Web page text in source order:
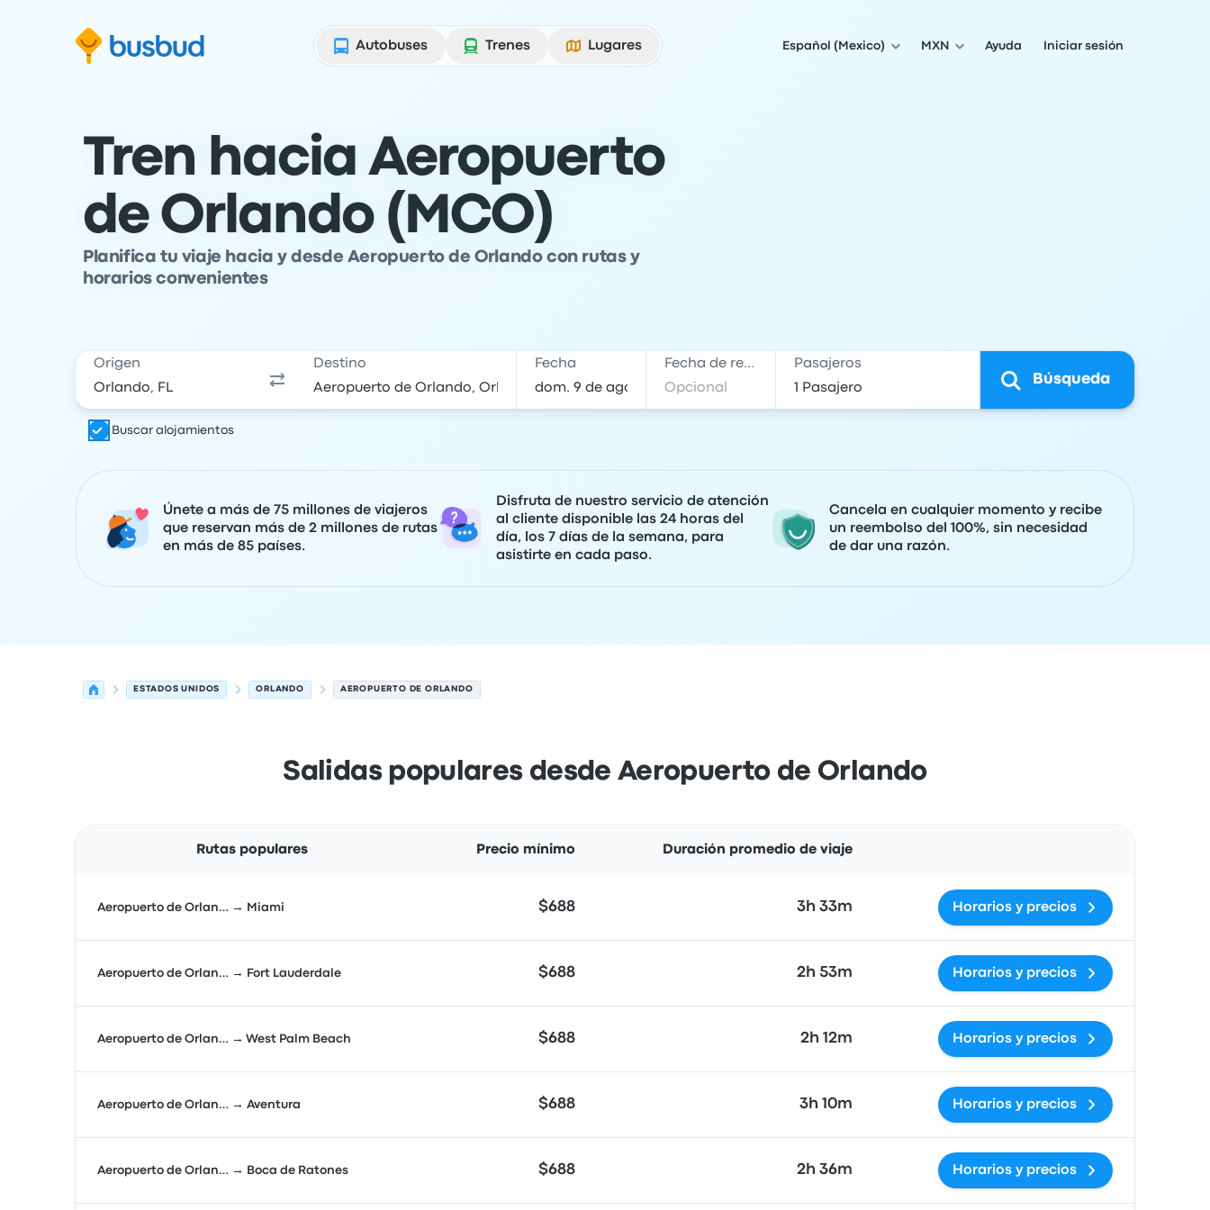
Autobuses
Trenes Lugares Español (Mexico) MXN Ayuda Iniciar sesión
Tren hacia Aeropuerto
de Orlando (MCO)
Planifica tu viaje hacia y desde Aeropuerto de Orlando con rutas y
horarios convenientes
Origen Destino Fecha Fecha de regreso Pasajeros
Búsqueda
Buscar alojamientos
Únete a más de 75 millones de viajeros
que reservan más de 2 millones de rutas
en más de 85 países.
Disfruta de nuestro servicio de atención
al cliente disponible las 24 horas del
día, los 7 días de la semana, para
asistirte en cada paso.
Cancela en cualquier momento y recibe
un reembolso del 100%, sin necesidad
de dar una razón.
ESTADOS UNIDOS ORLANDO AEROPUERTO DE ORLANDO
Salidas populares desde Aeropuerto de Orlando
Rutas populares Precio mínimo Duración promedio de viaje
Aeropuerto de Orlan… → Miami $688 3h 33m Horarios y precios
Aeropuerto de Orlan… → Fort Lauderdale $688 2h 53m Horarios y precios
Aeropuerto de Orlan… → West Palm Beach $688 2h 12m Horarios y precios
Aeropuerto de Orlan… → Aventura $688 3h 10m Horarios y precios
Aeropuerto de Orlan… → Boca de Ratones $688 2h 36m Horarios y precios